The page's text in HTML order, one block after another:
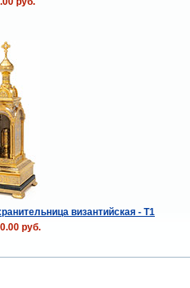
византийская - T1
руб.